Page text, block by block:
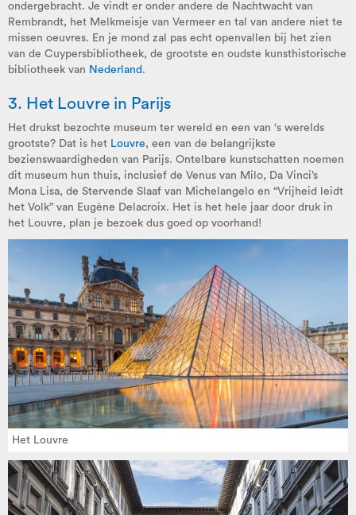
ondergebracht. Je vindt er onder andere de Nachtwacht van
Rembrandt, het Melkmeisje van Vermeer en tal van andere niet te
missen oeuvres. En je mond zal pas echt openvallen bij het zien
van de Cuypersbibliotheek, de grootste en oudste kunsthistorische
bibliotheek van Nederland .
3. Het Louvre in Parijs
Het drukst bezochte museum ter wereld en een van ‘s werelds
grootste? Dat is het Louvre, een van de belangrijkste
bezienswaardigheden van Parijs. Ontelbare kunstschatten noemen
dit museum hun thuis, inclusief de Venus van Milo, Da Vinci’s
Mona Lisa, de Stervende Slaaf van Michelangelo en “Vrijheid leidt
het Volk” van Eugène Delacroix. Het is het hele jaar door druk in
het Louvre, plan je bezoek dus goed op voorhand!
Het Louvre